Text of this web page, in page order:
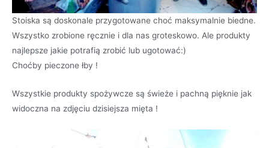
Stoiska są doskonale przygotowane choć maksymalnie biedne.
Wszystko zrobione ręcznie i dla nas groteskowo. Ale produkty
najlepsze jakie potrafią zrobić lub ugotować:)
Choćby pieczone łby !
Wszystkie produkty spożywcze są świeże i pachną pięknie jak
widoczna na zdjęciu dzisiejsza mięta !